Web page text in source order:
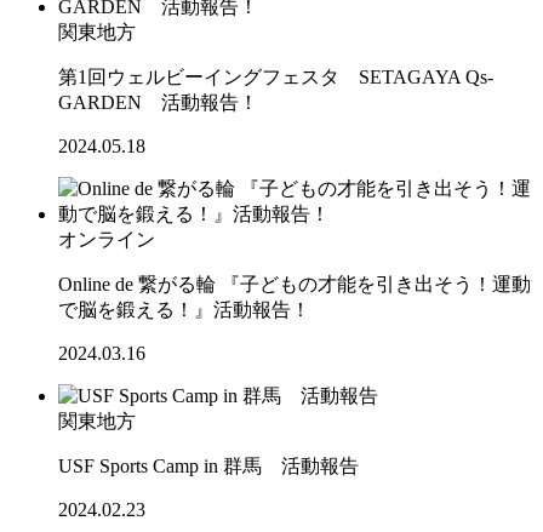
関東地方
第1回ウェルビーイングフェスタ SETAGAYA Qs-
GARDEN 活動報告！
2024.05.18
オンライン
Online de 繋がる輪 『子どもの才能を引き出そう！運動
で脳を鍛える！』活動報告！
2024.03.16
関東地方
USF Sports Camp in 群馬 活動報告
2024.02.23